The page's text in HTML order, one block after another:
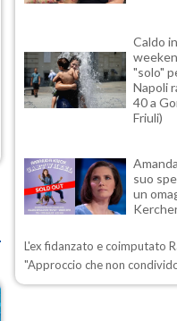
Caldo
"solo"
Napoli
40 a
Friuli)
suo
un
L'ex fidanzato e coimputato
"Approccio che non